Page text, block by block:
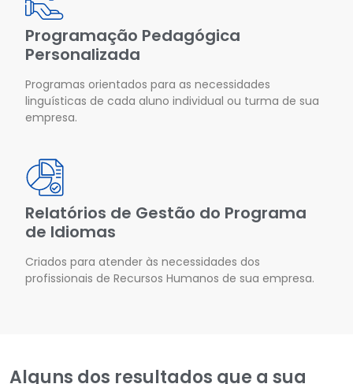
Programação Pedagógica
Personalizada
Programas orientados para as necessidades
linguísticas de cada aluno individual ou turma de sua
empresa.
Relatórios de Gestão do Programa
de Idiomas
Criados para atender às necessidades dos
profissionais de Recursos Humanos de sua empresa.
Alguns dos resultados que a sua